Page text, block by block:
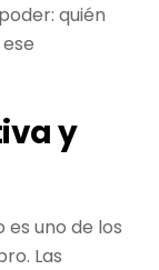
quién
y
uno de los
Las